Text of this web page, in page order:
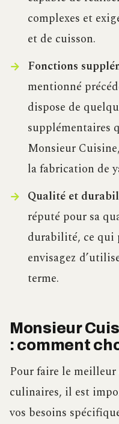
complexes et
et de cuisson.
Fonctions
mentionné
dispose de
supplémentaires
Monsieur
la fabrication de
Qualité et
réputé pour sa
durabilité, ce qui
envisagez
terme.
Monsieur
: comment
Pour faire le
culinaires, il est
vos besoins